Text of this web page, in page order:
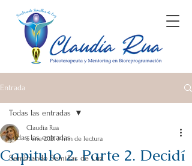
Entrada
Todas las entradas
Sembrando Semillas de Luz
Todas las entradas
Capitulo 2. Parte 2. Decidí
Claudia Rua
5 ene 20213 min de lectura